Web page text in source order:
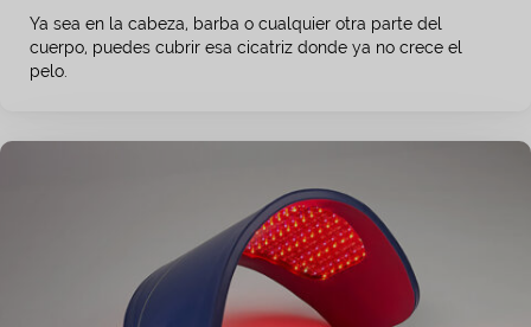
Ya sea en la cabeza, barba o cualquier otra parte del
cuerpo, puedes cubrir esa cicatriz donde ya no crece el
pelo.